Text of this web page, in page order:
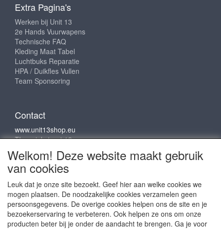
Extra Pagina's
Werken bij Unit 13
2e Hands Vuurwapens
Technische FAQ
Kleding Maat Tabel
Luchtbuks Reparatie
HPA / Duikfles Vullen
Team Sponsoring
Contact
www.unit13shop.eu
Thermiekstraat 12
6361 HB Nuth
info@unit13shop.eu
Sociale media
Welkom! Deze website maakt gebruik
van cookies
Leuk dat je onze site bezoekt. Geef hier aan welke cookies we
mogen plaatsen. De noodzakelijke cookies verzamelen geen
persoonsgegevens. De overige cookies helpen ons de site en je
bezoekerservaring te verbeteren. Ook helpen ze ons om onze
producten beter bij je onder de aandacht te brengen. Ga je voor